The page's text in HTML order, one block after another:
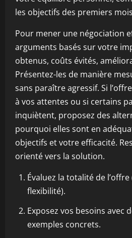
les objectifs des premiers
Pour mener une négociation
arguments basés sur votre
obtenus, coûts évités,
Présentez-les de manière
sans paraître agressif. Si
à vos attentes ou si certains
inquiètent, proposez des
pourquoi elles sont en
objectifs et votre efficacité.
orienté vers la solution.
Évaluez la totalité de
flexibilité).
Exposez vos besoins avec
exemples concrets.